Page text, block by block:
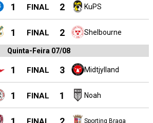
1 FINAL 2 KuPS
1 FINAL 2 Shelbourne
Quinta-Feira 07/08
1 FINAL 3 Midtjylland
1 FINAL 1 Noah
Sporting Braga